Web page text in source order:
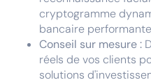
cryptogramme
bancaire
Conseil sur mesure :
réels de vos clients
solutions